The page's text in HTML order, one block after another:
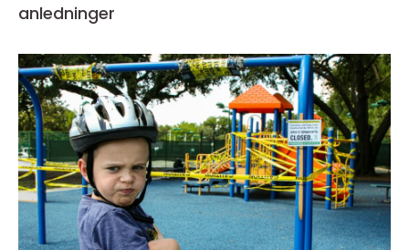
anledninger